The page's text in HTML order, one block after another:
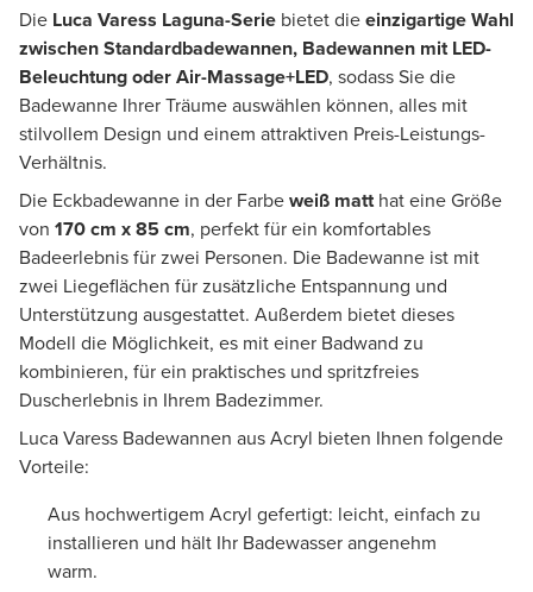
Die Luca Varess Laguna-Serie bietet dieeinzigartige Wahl
zwischen Standardbadewannen, Badewannen mit LED-
Beleuchtung oder Air-Massage+LED, sodass Sie die
Badewanne Ihrer Träume auswählen können, alles mit
stilvollem Design und einem attraktiven Preis-Leistungs-
Verhältnis.
Die Eckbadewanne in der Farbeweiß matthat eine Größe
von 170 cm x 85 cm, perfekt für ein komfortables
Badeerlebnis für zwei Personen. Die Badewanne ist mit
zwei Liegeflächen für zusätzliche Entspannung und
Unterstützung ausgestattet. Außerdem bietet dieses
Modell die Möglichkeit, es mit einer Badwand zu
kombinieren, für ein praktisches und spritzfreies
Duscherlebnis in Ihrem Badezimmer.
Luca Varess Badewannen aus Acryl bieten Ihnen folgende
Vorteile:
Aus hochwertigem Acryl gefertigt: leicht, einfach zu
installieren und hält Ihr Badewasser angenehm
warm.